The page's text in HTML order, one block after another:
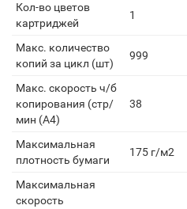
Кол-во цветов
картриджей
1
Макс. количество
копий за цикл (шт)
999
Макс. скорость ч/б
копирования (стр/
мин (A4)
38
Максимальная
плотность бумаги
175 г/м2
Максимальная
скорость